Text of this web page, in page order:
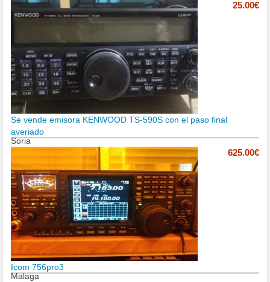
25.00€
Se vende emisora KENWOOD TS-590S con el paso final
averiado
Soria
625.00€
Icom 756pro3
Malaga